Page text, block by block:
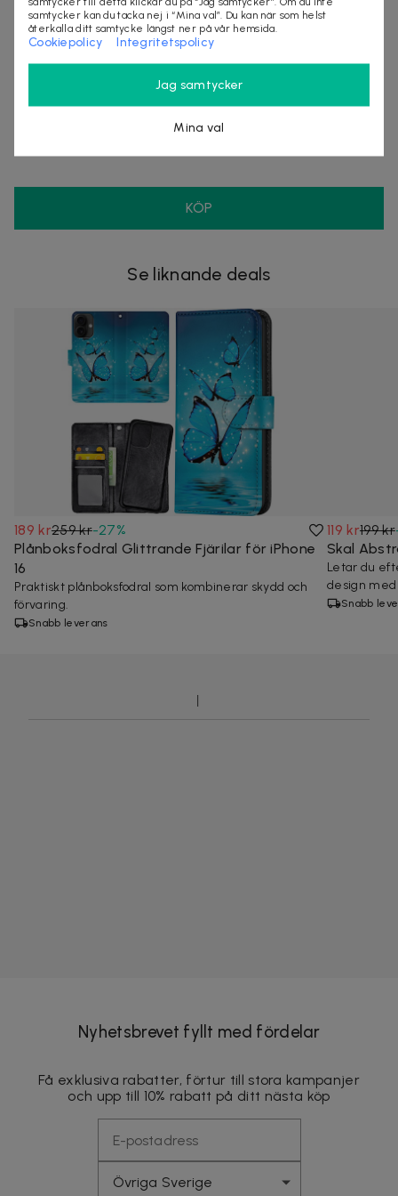
Leveranstid: 1-3 arbetsdagar
KÖP
Se liknande deals
189 kr259 kr-27%
Plånboksfodral Glittrande Fjärilar för iPhone
16
Praktiskt plånboksfodral som kombinerar skydd och
förvaring.
Snabb leverans
119 kr199 kr
Skal
Letar du
design
Snabb
Nyhetsbrevet fyllt med fördelar
Få exklusiva rabatter, förtur till stora kampanjer
och upp till 10% rabatt på ditt nästa köp
samtycker kan du tacka nej i “Mina val”. Du kan när som helst
återkalla ditt samtycke längst ner på vår hemsida.
Cookiepolicy Integritetspolicy
Jag samtycker
Mina val